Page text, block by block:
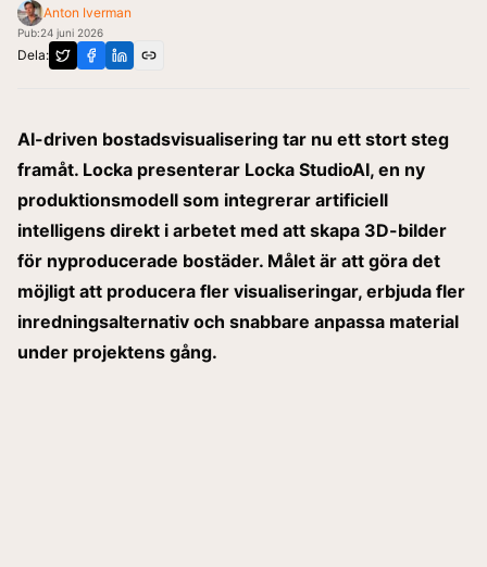
Anton Iverman
Pub:24 juni 2026
Dela:
AI-driven bostadsvisualisering tar nu ett stort steg
framåt. Locka presenterar Locka StudioAI, en ny
produktionsmodell som integrerar artificiell
intelligens direkt i arbetet med att skapa 3D-bilder
för nyproducerade bostäder. Målet är att göra det
möjligt att producera fler visualiseringar, erbjuda fler
inredningsalternativ och snabbare anpassa material
under projektens gång.